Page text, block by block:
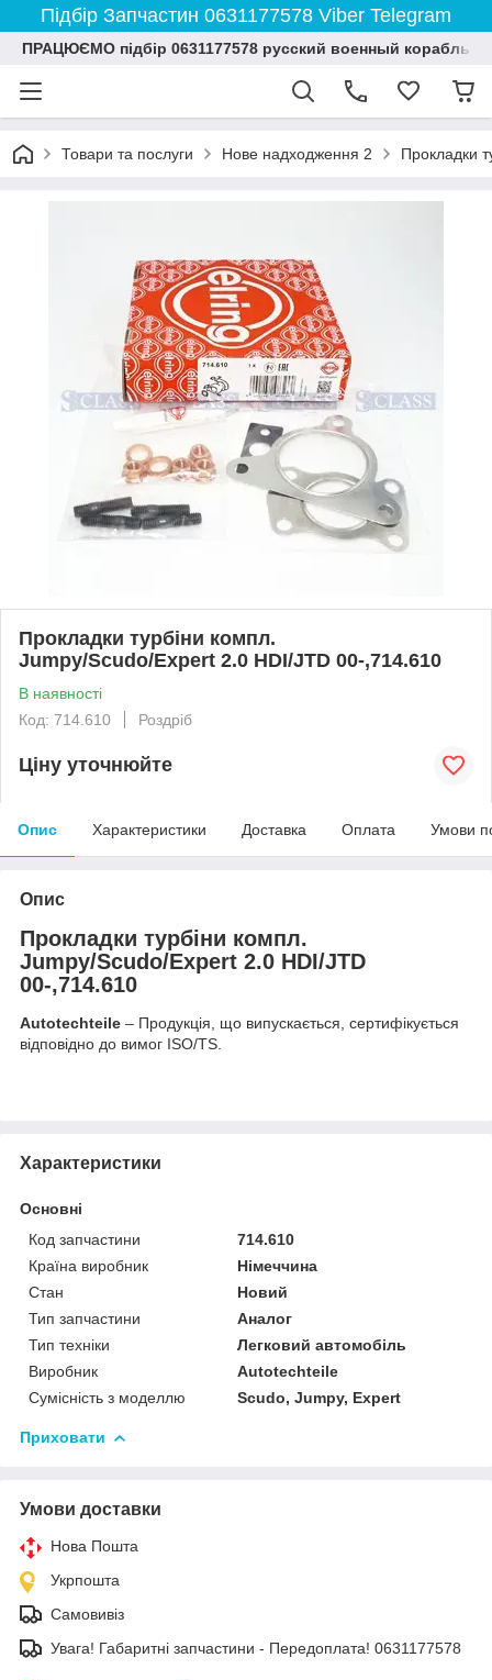
Підбір Запчастин 0631177578 Viber Telegram
ПРАЦЮЄМО підбір 0631177578 русский военный корабль
Товари та послуги Нове надходження 2 Прокладки
Прокладки турбіни компл.
Jumpy/Scudo/Expert 2.0 HDI/JTD 00-,714.610
В наявності
Код: 714.610
Роздріб
Ціну уточнюйте
Опис Характеристики Доставка Оплата Умови
Опис
Прокладки турбіни компл.
Jumpy/Scudo/Expert 2.0 HDI/JTD
00-,714.610
Autotechteile – Продукція, що випускається, сертифікується
відповідно до вимог ISO/TS.
Характеристики
Основні
Код запчастини
714.610
Країна виробник
Німеччина
Стан
Новий
Тип запчастини
Аналог
Тип техніки
Легковий автомобіль
Виробник
Autotechteile
Сумісність з моделлю
Scudo, Jumpy, Expert
Приховати
Умови доставки
Нова Пошта
Укрпошта
Самовивіз
Увага! Габаритні запчастини - Передоплата! 0631177578